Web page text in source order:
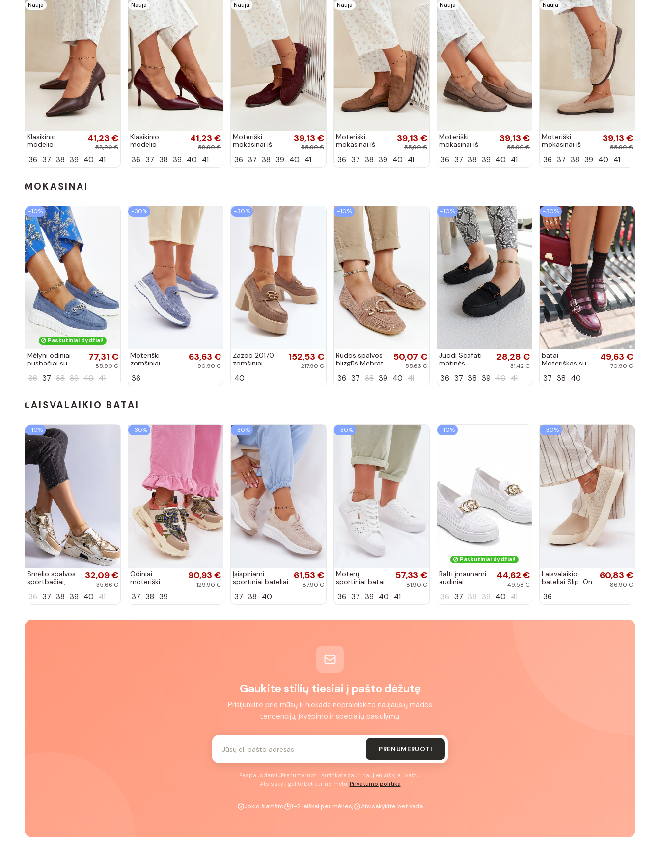
Nauja
Klasikinio
modelio
bateliai iš
spalvos Nesha
41,23 €
58,90 €
36 37 38 39 40 41
Nauja
Klasikinio
modelio
bateliai iš
41,23 €
58,90 €
36 37 38 39 40 41
Nauja
Moteriški
mokasinai iš
zomšos, bordo
39,13 €
55,90 €
36 37 38 39 40 41
Nauja
Moteriški
mokasinai iš
zomšos, rudos
39,13 €
55,90 €
36 37 38 39 40 41
Nauja
Moteriški
mokasinai iš
zomšos, molio
39,13 €
55,90 €
36 37 38 39 40 41
Nauja
Moteriški
mokasinai iš
zomšos, smėlio
39,13 €
55,90 €
36 37 38 39 40 41
MOKASINAI
−10%
Paskutiniai dydžiai!
Mėlyni odiniai
pusbačiai su
sagtimi Taija
77,31 €
85,90 €
36 37 38 39 40 41
−30%
Moteriški
zomšiniai
Demela mėlynos
63,63 €
90,90 €
36
−30%
Zazoo 20170
zomšiniai
kulniukais
152,53 €
217,90 €
40
−10%
Rudos spalvos
blizgūs Mebrat
50,07 €
55,63 €
36 37 38 39 40 41
−10%
Juodi Scafati
matinės
28,28 €
31,42 €
36 37 38 39 40 41
−30%
batai
Moteriškas su
lako efektu
49,63 €
70,90 €
37 38 40
LAISVALAIKIO BATAI
−10%
Smėlio spalvos
sportbačiai,
Valdez cirkonio
32,09 €
35,66 €
36 37 38 39 40 41
−30%
Odiniai
moteriški
platforma D&A
90,93 €
129,90 €
37 38 39
−30%
Įsispiriami
sportiniai bateliai
smėlio spalvos
61,53 €
87,90 €
37 38 40
−30%
Moterų
sportiniai batai
elementais Big
57,33 €
81,90 €
36 37 39 40 41
−10%
Paskutiniai dydžiai!
Balti įmaunami
audiniai
sagtele
44,62 €
49,58 €
36 37 38 39 40 41
−30%
Laisvalaikio
bateliai Slip-On
RR274721 smėlio
60,83 €
86,90 €
36
Gaukite stilių tiesiai į pašto dėžutę
Prisijunkite prie mūsų ir niekada nepraleiskite naujausių mados
tendencijų, įkvėpimo ir specialių pasiūlymų.
PRENUMERUOTI
Paspausdami „Prenumeruoti" sutinkate gauti naujienlaiškį el. paštu.
Atsisakyti galite bet kuriuo metu. Privatumo politika
Jokio šlamšto 1–2 laiškai per mėnesį Atsisakykite bet kada